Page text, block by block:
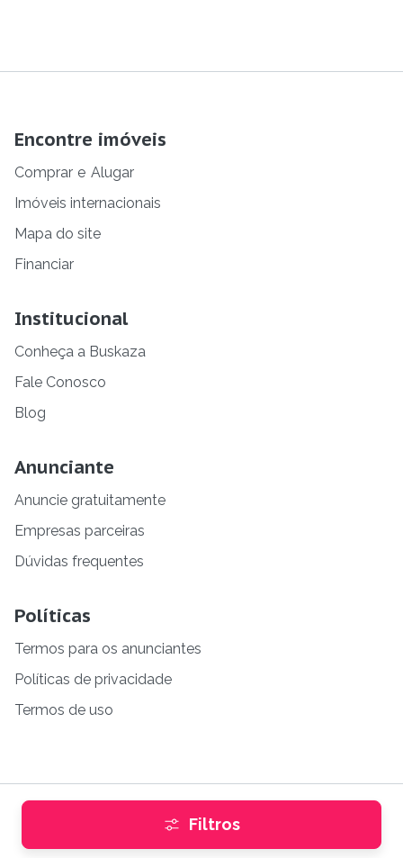
Filtros
Encontre imóveis
Comprar e Alugar
Imóveis internacionais
Mapa do site
Financiar
Institucional
Conheça a Buskaza
Fale Conosco
Blog
Anunciante
Anuncie gratuitamente
Empresas parceiras
Dúvidas frequentes
Políticas
Termos para os anunciantes
Políticas de privacidade
Termos de uso